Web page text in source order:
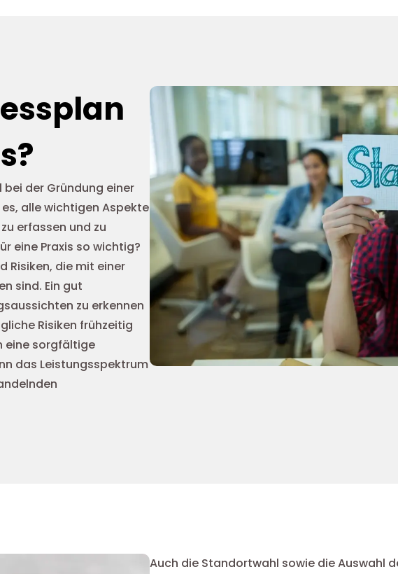
der Gründung einer
alle wichtigen Aspekte
erfassen und zu
eine Praxis so wichtig?
Risiken, die mit einer
sind. Ein gut
zu erkennen
Risiken frühzeitig
eine sorgfältige
das Leistungsspektrum
Auch die Standortwahl sowie die Auswahl